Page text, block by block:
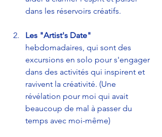
dans les réservoirs créatifs.
Les "Artist's Date"
hebdomadaires, qui sont des
excursions en solo pour s'engager
dans des activités qui inspirent et
ravivent la créativité. (Une
révélation pour moi qui avait
beaucoup de mal à passer du
temps avec moi-même)